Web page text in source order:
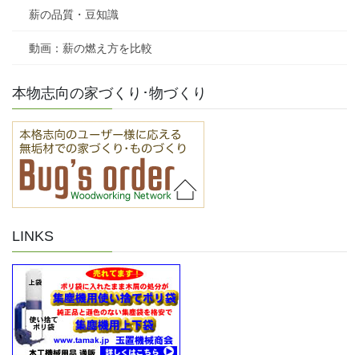
薪の品質・豆知識
動画：薪の燃え方を比較
本物志向の家づくり･物づくり
LINKS